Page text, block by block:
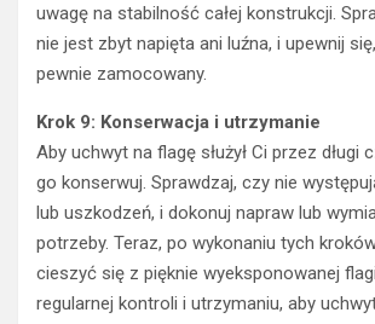
uwagę na stabilność całej konstrukcji.
nie jest zbyt napięta ani luźna, i upewnij
pewnie zamocowany.
Krok 9: Konserwacja i utrzymanie
Aby uchwyt na flagę służył Ci przez długi
go konserwuj. Sprawdzaj, czy nie
lub uszkodzeń, i dokonuj napraw lub
potrzeby. Teraz, po wykonaniu tych
cieszyć się z pięknie wyeksponowanej
regularnej kontroli i utrzymaniu, aby